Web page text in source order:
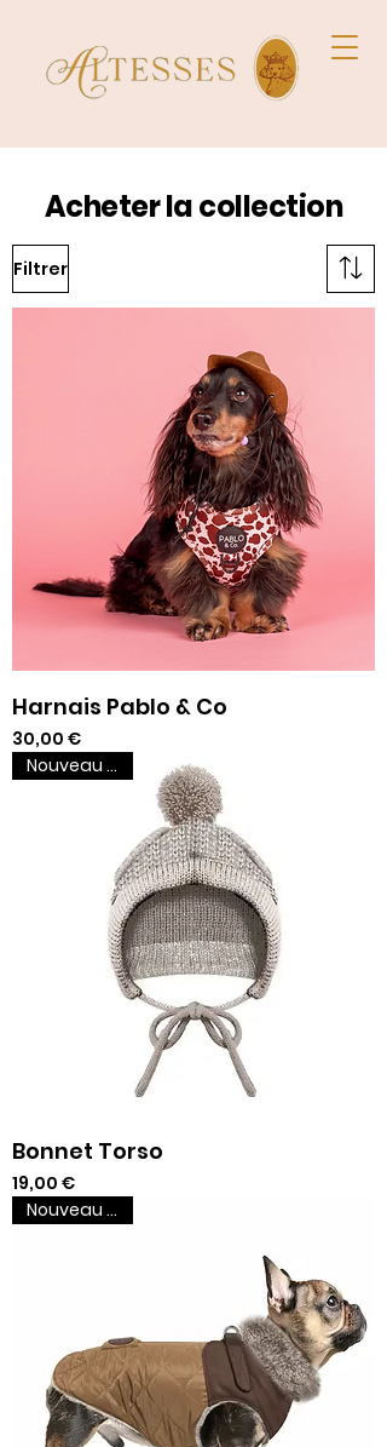
Acheter la collection
Filtrer
Harnais Pablo & Co
Prix
30,00 €
Nouveau venu
Bonnet Torso
Prix
19,00 €
Nouveau venu